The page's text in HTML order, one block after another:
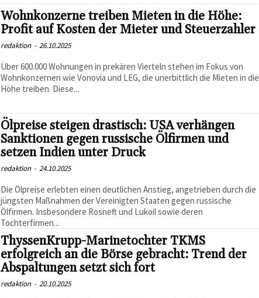
Wohnkonzerne treiben Mieten in die Höhe:
Profit auf Kosten der Mieter und Steuerzahler
redaktion - 26.10.2025
Über 600.000 Wohnungen in prekären Vierteln stehen im Fokus von
Wohnkonzernen wie Vonovia und LEG, die unerbittlich die Mieten in die
Höhe treiben. Diese...
Ölpreise steigen drastisch: USA verhängen
Sanktionen gegen russische Ölfirmen und
setzen Indien unter Druck
redaktion - 24.10.2025
Die Ölpreise erlebten einen deutlichen Anstieg, angetrieben durch die
jüngsten Maßnahmen der Vereinigten Staaten gegen russische
Ölfirmen. Insbesondere Rosneft und Lukoil sowie deren
Tochterfirmen...
ThyssenKrupp-Marinetochter TKMS
erfolgreich an die Börse gebracht: Trend der
Abspaltungen setzt sich fort
redaktion - 20.10.2025